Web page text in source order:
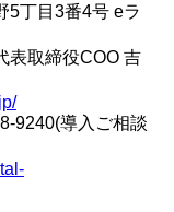
5丁目3番4号 eラ
表取締役COO 吉
9240(導入ご相談